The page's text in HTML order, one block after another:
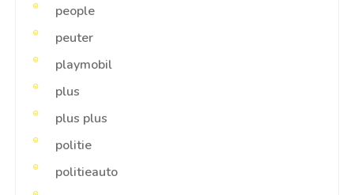
people
peuter
playmobil
plus
plus plus
politie
politieauto